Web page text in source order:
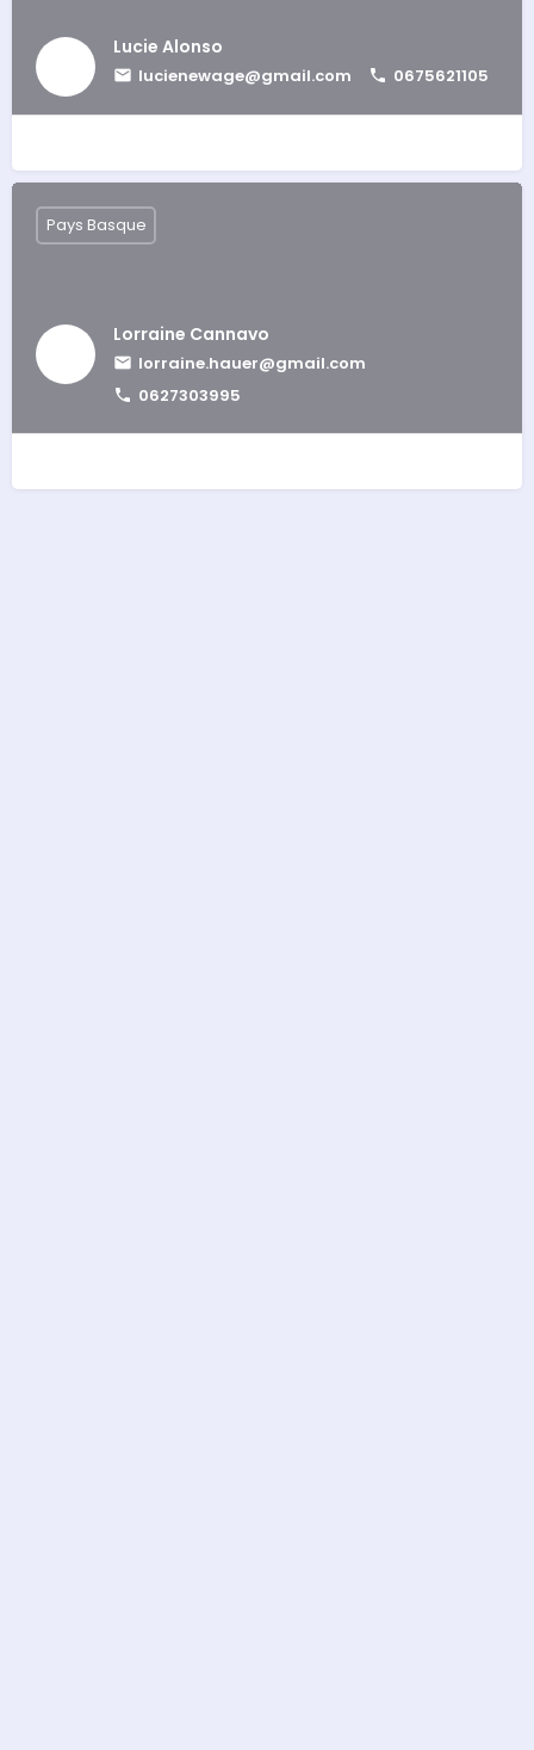
Lucie Alonso
lucienewage@gmail.com 0675621105
Lorraine Cannavo
lorraine.hauer@gmail.com
0627303995
Pays Basque